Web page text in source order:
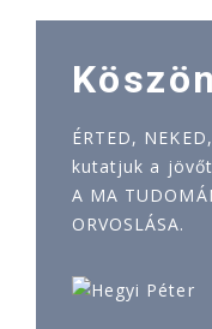
ÉRTED,
kutatjuk a
A MA
ORVOSLÁSA.